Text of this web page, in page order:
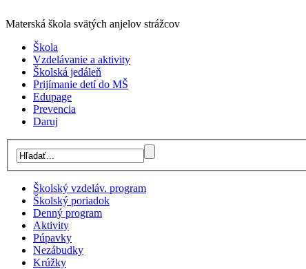
Materská škola svätých anjelov strážcov
Škola
Vzdelávanie a aktivity
Školská jedáleň
Prijímanie detí do MŠ
Edupage
Prevencia
Daruj
Školský vzdeláv. program
Školský poriadok
Denný program
Aktivity
Púpavky
Nezábudky
Krúžky